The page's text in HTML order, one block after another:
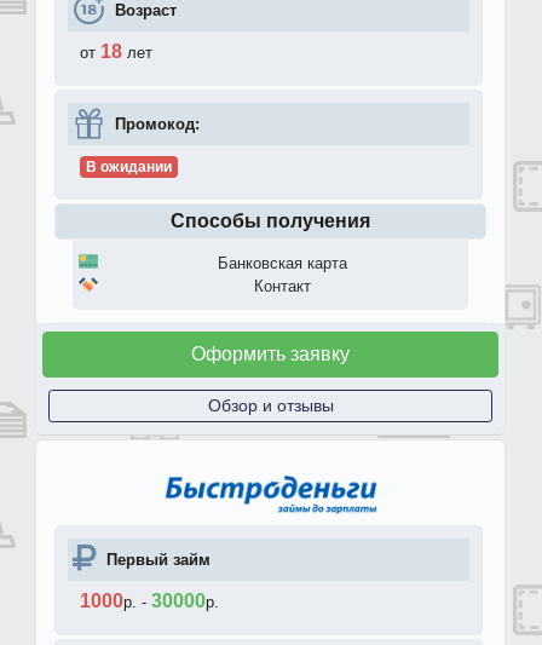
Возраст
от 18 лет
Промокод:
В ожидании
Способы получения
Банковская карта
Контакт
Оформить заявку
Обзор и отзывы
Первый займ
1000р. - 30000р.